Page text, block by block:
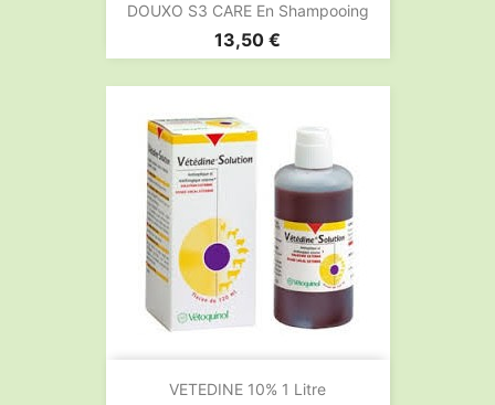
DOUXO S3 CARE En Shampooing
Prix
13,50 €
VETEDINE 10% 1 Litre